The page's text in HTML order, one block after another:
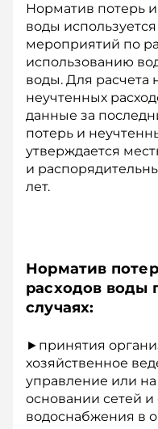
Норматив потерь
воды
мероприятий по
использованию
воды. Для расчета
неучтенных
данные за
потерь и
утверждается
и
лет.
Норматив
расходов воды
случаях:
►принятия
хозяйственное
управление или
основании сетей
водоснабжения в